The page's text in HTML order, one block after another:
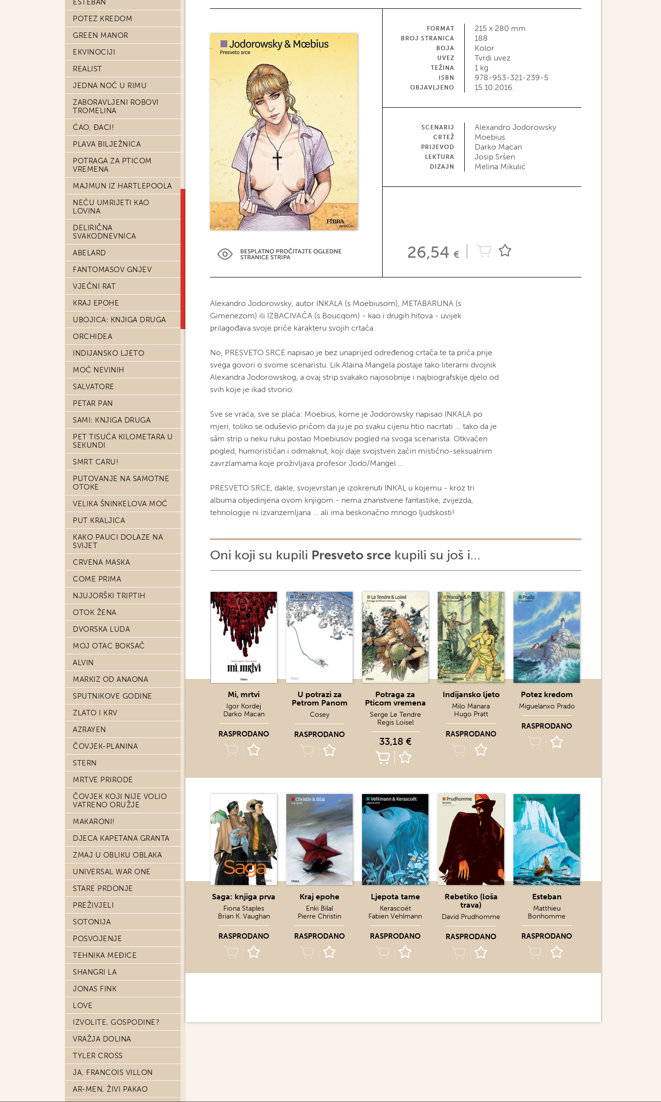
ESTEBAN
POTEZ KREDOM
GREEN MANOR
EKVINOCIJI
REALIST
JEDNA NOĆ U RIMU
ZABORAVLJENI ROBOVI
TROMELINA
ĆAO, ĐACI!
PLAVA BILJEŽNICA
POTRAGA ZA PTICOM
VREMENA
MAJMUN IZ HARTLEPOOLA
NEĆU UMRIJETI KAO
LOVINA
DELIRIČNA
SVAKODNEVNICA
ABELARD
FANTOMASOV GNJEV
VJEČNI RAT
KRAJ EPOHE
UBOJICA: KNJIGA DRUGA
ORCHIDEA
INDIJANSKO LJETO
MOĆ NEVINIH
SALVATORE
PETAR PAN
SAMI: KNJIGA DRUGA
PET TISUĆA KILOMETARA U
SEKUNDI
SMRT CARU!
PUTOVANJE NA SAMOTNE
OTOKE
VELIKA ŠNINKELOVA MOĆ
PUT KRALJICA
KAKO PAUCI DOLAZE NA
SVIJET
CRVENA MASKA
COME PRIMA
NJUJORŠKI TRIPTIH
OTOK ŽENA
DVORSKA LUDA
MOJ OTAC BOKSAČ
ALVIN
MARKIZ OD ANAONA
SPUTNIKOVE GODINE
ZLATO I KRV
AZRAYEN
ČOVJEK-PLANINA
STERN
MRTVE PRIRODE
ČOVJEK KOJI NIJE VOLIO
VATRENO ORUŽJE
MAKARONI!
DJECA KAPETANA GRANTA
ZMAJ U OBLIKU OBLAKA
UNIVERSAL WAR ONE
STARE PRDONJE
PREŽIVJELI
SOTONIJA
POSVOJENJE
TEHNIKA MEĐICE
SHANGRI LA
JONAS FINK
LOVE
IZVOLITE, GOSPODINE?
VRAŽJA DOLINA
TYLER CROSS
JA, FRANCOIS VILLON
AR-MEN, ŽIVI PAKAO
FORMAT 215 x 280 mm
BROJ STRANICA 188
BOJA Kolor
UVEZ Tvrdi uvez
TEŽINA 1 kg
ISBN 978-953-321-239-5
OBJAVLJENO 15.10.2016.
SCENARIJ Alexandro Jodorowsky
CRTEŽ Moebius
PRIJEVOD Darko Macan
LEKTURA Josip Sršen
DIZAJN Melina Mikulić
26,54 €
Alexandro Jodorowsky, autor INKALA (s Moebiusom), METABARUNA (s
Gimenezom) ili IZBACIVAČA (s Boucqom) - kao i drugih hitova - uvijek
prilagođava svoje priče karakteru svojih crtača.
No, PRESVETO SRCE napisao je bez unaprijed određenog crtača te ta priča prije
svega govori o svome scenaristu. Lik Alaina Mangela postaje tako literarni dvojnik
Alexandra Jodorowskog, a ovaj strip svakako najosobnije i najbiografskije djelo od
svih koje je ikad stvorio.
Sve se vraća, sve se plaća: Moebius, kome je Jodorowsky napisao INKALA po
mjeri, toliko se oduševio pričom da ju je po svaku cijenu htio nacrtati ... tako da je
sâm strip u neku ruku postao Moebiusov pogled na svoga scenarista. Otkvačen
pogled, humorističan i odmaknut, koji daje svojstven začin mistično-seksualnim
zavrzlamama koje proživljava profesor Jodo/Mangel ...
PRESVETO SRCE, dakle, svojevrstan je izokrenuti INKAL u kojemu - kroz tri
albuma objedinjena ovom knjigom - nema znanstvene fantastike, zvijezda,
tehnologije ni izvanzemljana ... ali ima beskonačno mnogo ljudskosti!
Oni koji su kupili Presveto srce kupili su još i...
Mi, mrtvi
Igor Kordej
Darko Macan
RASPRODANO
U potrazi za
Petrom Panom
Cosey
RASPRODANO
Potraga za
Pticom vremena
Serge Le Tendre
Regis Loisel
33,18 €
Indijansko ljeto
Milo Manara
Hugo Pratt
RASPRODANO
Potez kredom
Miguelanxo Prado
RASPRODANO
Saga: knjiga prva
Fiona Staples
Brian K. Vaughan
RASPRODANO
Kraj epohe
Enki Bilal
Pierre Christin
RASPRODANO
Ljepota tame
Kerascoët
Fabien Vehlmann
RASPRODANO
Rebetiko (loša
trava)
David Prudhomme
RASPRODANO
Esteban
Matthieu
Bonhomme
RASPRODANO